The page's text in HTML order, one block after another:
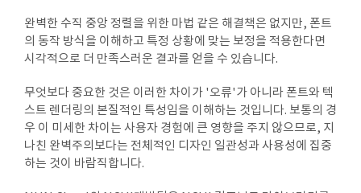
완벽한 수직 중앙 정렬을 위한 마법 같은 해결책은 없지만, 폰트
의 동작 방식을 이해하고 특정 상황에 맞는 보정을 적용한다면
시각적으로 더 만족스러운 결과를 얻을 수 있습니다.
무엇보다 중요한 것은 이러한 차이가 '오류'가 아니라 폰트와 텍
스트 렌더링의 본질적인 특성임을 이해하는 것입니다. 보통의 경
우 이 미세한 차이는 사용자 경험에 큰 영향을 주지 않으므로, 지
나친 완벽주의보다는 전체적인 디자인 일관성과 사용성에 집중
하는 것이 바람직합니다.